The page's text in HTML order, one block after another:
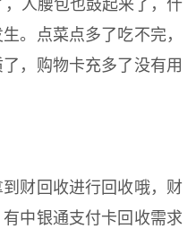
人腰包也鼓起来了，什
。点菜点多了吃不完，
，购物卡充多了没有用
财回收进行回收哦，财
中银通支付卡回收需求